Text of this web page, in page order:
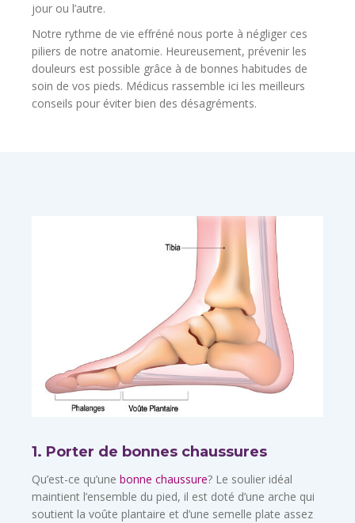
jour ou l’autre.
Notre rythme de vie effréné nous porte à négliger ces
piliers de notre anatomie. Heureusement, prévenir les
douleurs est possible grâce à de bonnes habitudes de
soin de vos pieds. Médicus rassemble ici les meilleurs
conseils pour éviter bien des désagréments.
1. Porter de bonnes chaussures
Qu’est-ce qu’une bonne chaussure? Le soulier idéal
maintient l’ensemble du pied, il est doté d’une arche qui
soutient la voûte plantaire et d’une semelle plate assez